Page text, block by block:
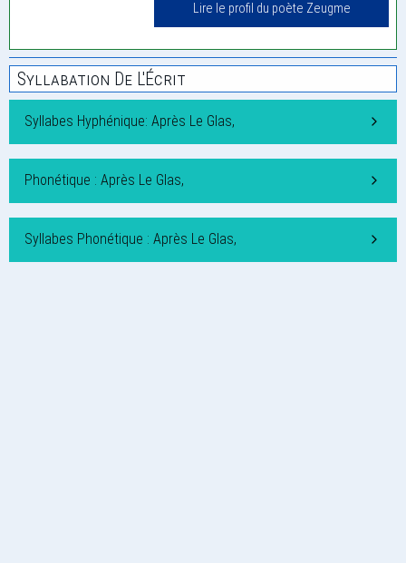
Lire le profil du poète Zeugme
Syllabation De L'Écrit
Syllabes Hyphénique: Après Le Glas,
Phonétique : Après Le Glas,
Syllabes Phonétique : Après Le Glas,